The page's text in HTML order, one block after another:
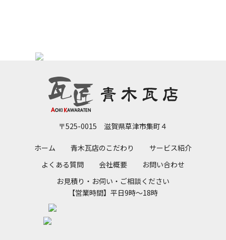
〒525-0015 滋賀県草津市集町４
ホーム 青木瓦店のこだわり
サービス紹介
よくある質問
会社概要
お問い合わせ
お見積り・お伺い・ご相談ください
【営業時間】平日9時～18時